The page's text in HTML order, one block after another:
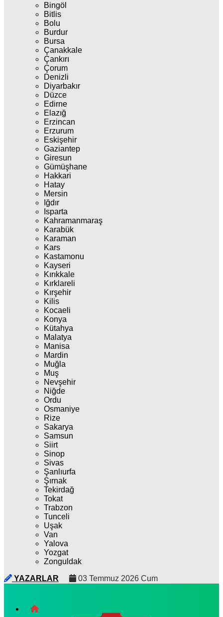
Bingöl
Bitlis
Bolu
Burdur
Bursa
Çanakkale
Çankırı
Çorum
Denizli
Diyarbakır
Düzce
Edirne
Elazığ
Erzincan
Erzurum
Eskişehir
Gaziantep
Giresun
Gümüşhane
Hakkari
Hatay
Mersin
Iğdır
Isparta
Kahramanmaraş
Karabük
Karaman
Kars
Kastamonu
Kayseri
Kırıkkale
Kırklareli
Kırşehir
Kilis
Kocaeli
Konya
Kütahya
Malatya
Manisa
Mardin
Muğla
Muş
Nevşehir
Niğde
Ordu
Osmaniye
Rize
Sakarya
Samsun
Siirt
Sinop
Sivas
Şanlıurfa
Şırnak
Tekirdağ
Tokat
Trabzon
Tunceli
Uşak
Van
Yalova
Yozgat
Zonguldak
YAZARLAR
03 Temmuz 2026 Cum